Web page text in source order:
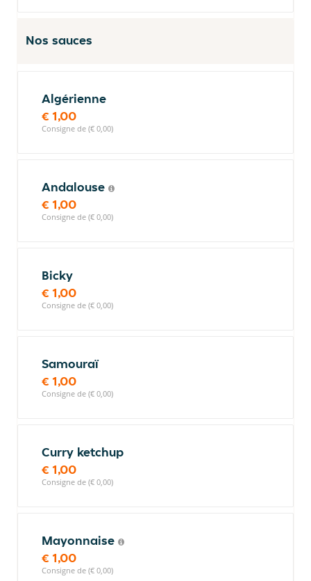
Nos sauces
Algérienne
€ 1,00
Consigne de (€ 0,00)
Andalouse
€ 1,00
Consigne de (€ 0,00)
Bicky
€ 1,00
Consigne de (€ 0,00)
Samouraï
€ 1,00
Consigne de (€ 0,00)
Curry ketchup
€ 1,00
Consigne de (€ 0,00)
Mayonnaise
€ 1,00
Consigne de (€ 0,00)